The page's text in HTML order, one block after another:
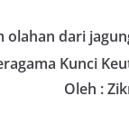
olahan dari
Kunci
Oleh :